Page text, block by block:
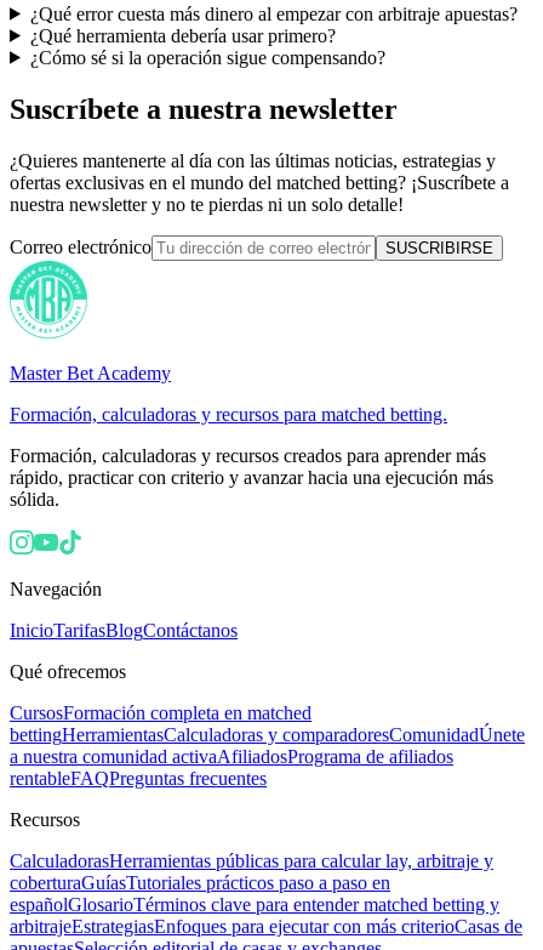
¿Qué error cuesta más dinero al empezar con arbitraje apuestas?
¿Qué herramienta debería usar primero?
¿Cómo sé si la operación sigue compensando?
Suscríbete a nuestra newsletter
¿Quieres mantenerte al día con las últimas noticias, estrategias y
ofertas exclusivas en el mundo del matched betting? ¡Suscríbete a
nuestra newsletter y no te pierdas ni un solo detalle!
Correo electrónico SUSCRIBIRSE
Master Bet Academy
Formación, calculadoras y recursos para matched betting.
Formación, calculadoras y recursos creados para aprender más
rápido, practicar con criterio y avanzar hacia una ejecución más
sólida.
Navegación
InicioTarifasBlogContáctanos
Qué ofrecemos
CursosFormación completa en matched
bettingHerramientasCalculadoras y comparadoresComunidadÚnete
a nuestra comunidad activaAfiliadosPrograma de afiliados
rentableFAQPreguntas frecuentes
Recursos
CalculadorasHerramientas públicas para calcular lay, arbitraje y
coberturaGuíasTutoriales prácticos paso a paso en
españolGlosarioTérminos clave para entender matched betting y
arbitrajeEstrategiasEnfoques para ejecutar con más criterioCasas de